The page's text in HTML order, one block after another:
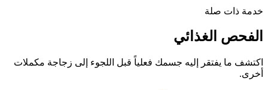
خدمة ذات صلة
الفحص الغذائي
اكتشف ما يفتقر إليه جسمك فعلياً قبل اللجوء إلى زجاجة مكملات
أخرى.